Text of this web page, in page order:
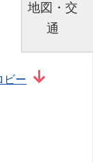
地図・交
通
ビー